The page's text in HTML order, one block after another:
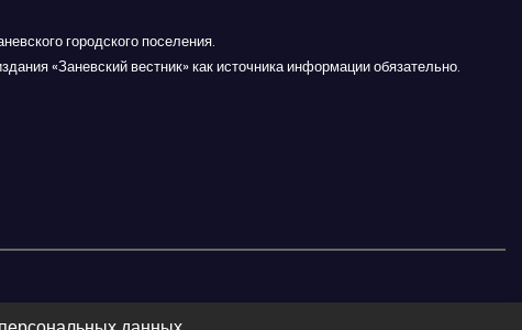
городского поселения.
«Заневский вестник» как источника информации обязательно.